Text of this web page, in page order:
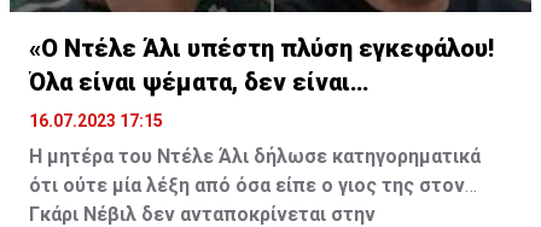
«Ο Ντέλε Άλι υπέστη πλύση εγκεφάλου!
Όλα είναι ψέματα, δεν είναι
υιοθετημένος»
16.07.2023 17:15
Η μητέρα του Ντέλε Άλι δήλωσε κατηγορηματικά
ότι ούτε μία λέξη από όσα είπε ο γιος της στον
Γκάρι Νέβιλ δεν ανταποκρίνεται στην